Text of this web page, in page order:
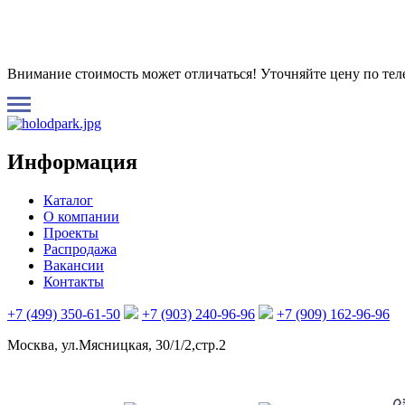
Внимание стоимость может отличаться! Уточняйте цену по
Информация
Каталог
О компании
Проекты
Распродажа
Вакансии
Контакты
+7 (499) 350-61-50 +7 (903) 240-96-96
+7 (909) 162-96-96
Москва, ул.Мясницкая, 30/1/2,стр.2